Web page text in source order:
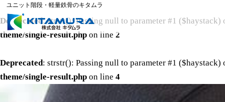
Deprecated: strstr(): Passing null to parameter #1
theme/single-result.php on line 2
Deprecated: strstr(): Passing null to parameter #1
theme/single-result.php on line 4
ユニット階段・軽量鉄骨のキタムラ